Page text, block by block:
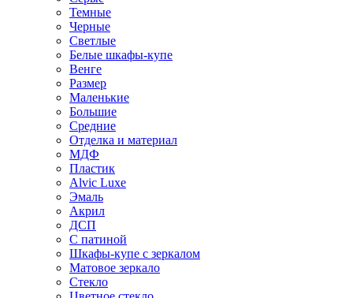
Темные
Черные
Светлые
Белые шкафы-купе
Венге
Размер
Маленькие
Большие
Средние
Отделка и материал
МДФ
Пластик
Alvic Luxe
Эмаль
Акрил
ДСП
С патиной
Шкафы-купе с зеркалом
Матовое зеркало
Стекло